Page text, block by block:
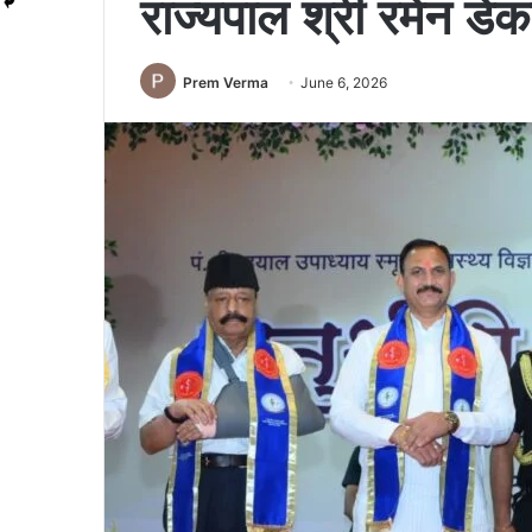
राज्यपाल श्री रमेन
Prem Verma June 6, 2026